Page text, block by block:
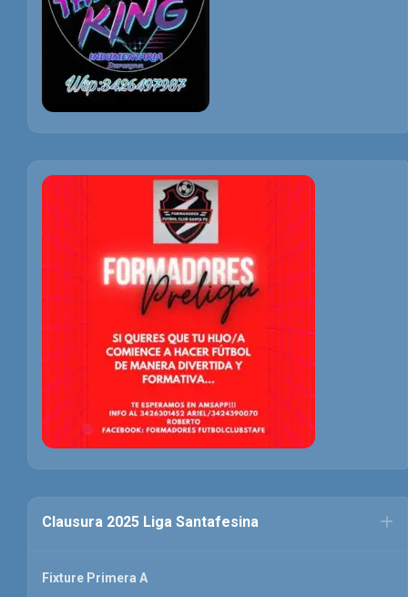
Clausura 2025 Liga Santafesina
Fixture Primera A